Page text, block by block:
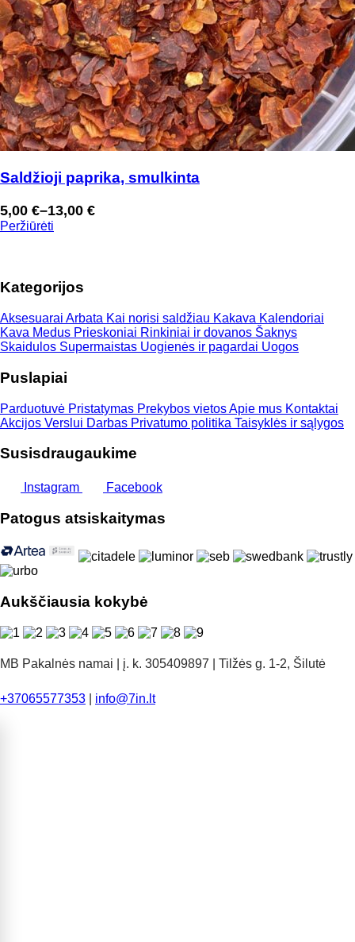
Saldžioji paprika, smulkinta
5,00 €–13,00 €
Price
range:
13,00 €
Peržiūrėti
Kategorijos
Aksesuarai Arbata Kai norisi saldžiau Kakava Kalendoriai
Kava Medus Prieskoniai Rinkiniai ir dovanos Šaknys
Skaidulos Supermaistas Uogienės ir pagardai Uogos
Puslapiai
Parduotuvė Pristatymas Prekybos vietosApie mus Kontaktai
Akcijos Verslui Darbas Privatumo politika Taisyklės ir sąlygos
Susisdraugaukime
Instagram Facebook
Patogus atsiskaitymas
Aukščiausia kokybė
MB Pakalnės namai | į. k. 305409897 | Tilžės g. 1-2, Šilutė
+37065577353 info@7in.lt